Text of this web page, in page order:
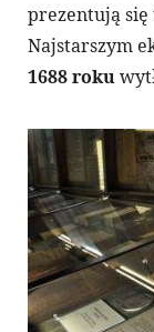
prezentują
Najstarszym
1688 roku